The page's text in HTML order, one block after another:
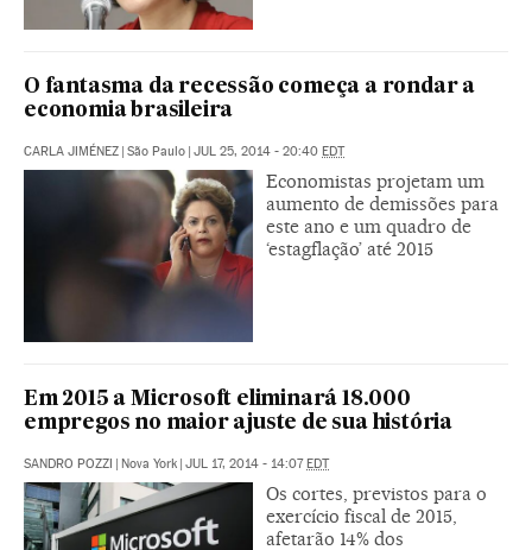
O fantasma da recessão começa a rondar a
economia brasileira
CARLA JIMÉNEZ | São Paulo | JUL 25, 2014 - 20:40 EDT
Economistas projetam um
aumento de demissões para
este ano e um quadro de
‘estagflação’ até 2015
Em 2015 a Microsoft eliminará 18.000
empregos no maior ajuste de sua história
SANDRO POZZI | Nova York | JUL 17, 2014 - 14:07EDT
Os cortes, previstos para o
exercício fiscal de 2015,
afetarão 14% dos